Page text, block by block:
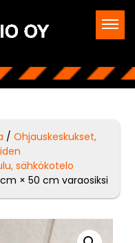
/Ohjauskeskukset,
sähkökotelo
× 50 cm varaosiksi